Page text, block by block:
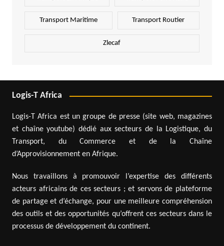
Transport Maritime Transport Routier
Zlecaf
Logis-T Africa
Logis-T Africa est un groupe de presse (site web, magazines
et chaîne youtube) dédié aux secteurs de la Logistique, du
Transport, du Commerce et de la Chaîne
d’Approvisionnement en Afrique.
Nous travaillons à promouvoir l’expertise des différents
acteurs africains de ces secteurs ; et servons de plateforme
de partage et d’échange, pour une meilleure compréhension
des outils et des opportunités qu’offrent ces secteurs dans le
processus de développement du continent.